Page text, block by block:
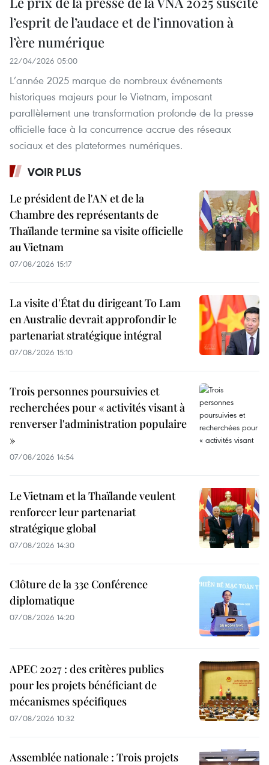
l’esprit de l’audace et de l’innovation à
l’ère numérique
22/04/2026 05:00
L’année 2025 marque de nombreux événements
historiques majeurs pour le Vietnam, imposant
parallèlement une transformation profonde de la presse
officielle face à la concurrence accrue des réseaux
sociaux et des plateformes numériques.
VOIR PLUS
Le président de l'AN et de la
Chambre des représentants de
Thaïlande termine sa visite officielle
au Vietnam
07/08/2026 15:17
La visite d'État du dirigeant To Lam
en Australie devrait approfondir le
partenariat stratégique intégral
07/08/2026 15:10
Trois personnes poursuivies et
recherchées pour « activités visant à
renverser l'administration populaire
»
07/08/2026 14:54
Le Vietnam et la Thaïlande veulent
renforcer leur partenariat
stratégique global
07/08/2026 14:30
Clôture de la 33e Conférence
diplomatique
07/08/2026 14:20
APEC 2027 : des critères publics
pour les projets bénéficiant de
mécanismes spécifiques
07/08/2026 10:32
Assemblée nationale : Trois projets